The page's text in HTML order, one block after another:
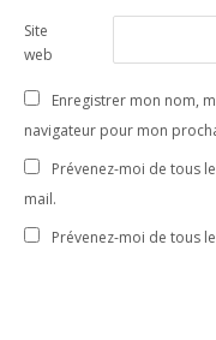
Site
web
Enregistrer mon nom,
navigateur pour mon
Prévenez-moi de tous
mail.
Prévenez-moi de tous